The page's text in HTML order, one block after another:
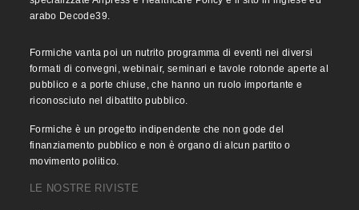
arabo Decode39.
Formiche vanta poi un nutrito programma di eventi nei diversi
formati di convegni, webinair, seminari e tavole rotonde aperte al
pubblico e a porte chiuse, che hanno un ruolo importante e
riconosciuto nel dibattito pubblico.
Formiche è un progetto indipendente che non gode del
finanziamento pubblico e non è organo di alcun partito o
movimento politico.
LE NOSTRE RIVISTE